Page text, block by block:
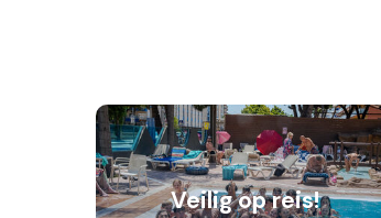
Veilig op reis!